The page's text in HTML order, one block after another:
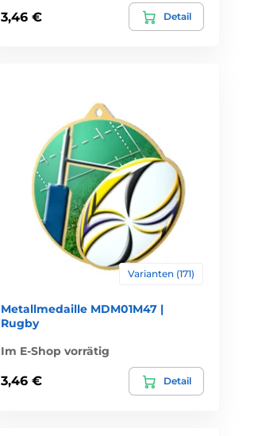
3,46 € Detail
Varianten (171)
Metallmedaille MDM01M47 |
Rugby
Im E-Shop vorrätig
3,46 € Detail